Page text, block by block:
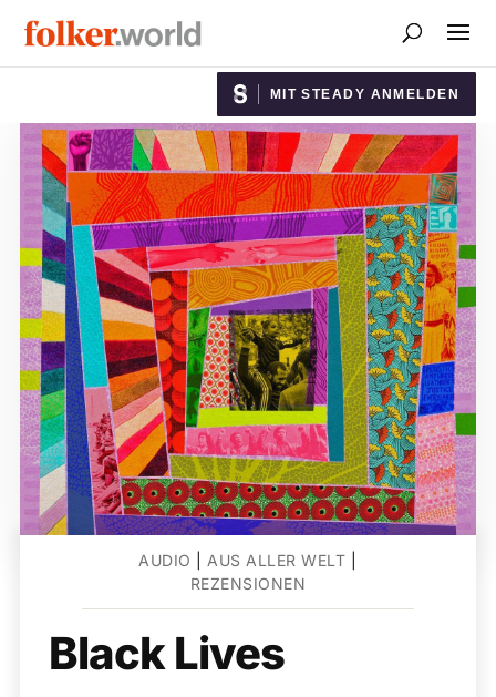
MIT STEADY ANMELDEN
AUDIO AUS ALLER WELT
REZENSIONEN
Black Lives